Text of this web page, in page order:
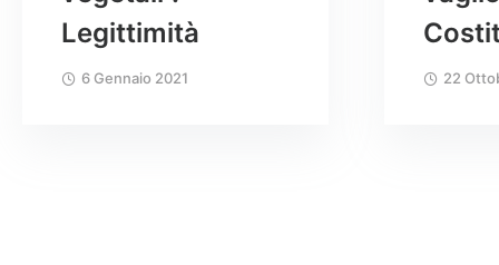
Legittimità
6 Gennaio 2021 22